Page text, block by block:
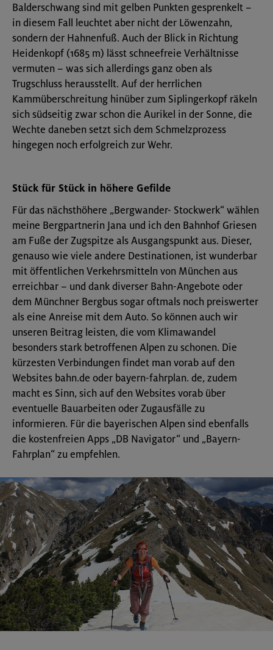
Balderschwang sind mit gelben Punkten gesprenkelt –
in diesem Fall leuchtet aber nicht der Löwenzahn,
sondern der Hahnenfuß. Auch der Blick in Richtung
Heidenkopf (1685 m) lässt schneefreie Verhältnisse
vermuten – was sich allerdings ganz oben als
Trugschluss herausstellt. Auf der herrlichen
Kammüberschreitung hinüber zum Siplingerkopf räkeln
sich südseitig zwar schon die Aurikel in der Sonne, die
Wechte daneben setzt sich dem Schmelzprozess
hingegen noch erfolgreich zur Wehr.
Stück für Stück in höhere Gefilde
Für das nächsthöhere „Bergwander- Stockwerk“ wählen
meine Bergpartnerin Jana und ich den Bahnhof Griesen
am Fuße der Zugspitze als Ausgangspunkt aus. Dieser,
genauso wie viele andere Destinationen, ist wunderbar
mit öffentlichen Verkehrsmitteln von München aus
erreichbar – und dank diverser Bahn-Angebote oder
dem Münchner Bergbus sogar oftmals noch preiswerter
als eine Anreise mit dem Auto. So können auch wir
unseren Beitrag leisten, die vom Klimawandel
besonders stark betroffenen Alpen zu schonen. Die
kürzesten Verbindungen findet man vorab auf den
Websites bahn.de oder bayern-fahrplan. de, zudem
macht es Sinn, sich auf den Websites vorab über
eventuelle Bauarbeiten oder Zugausfälle zu
informieren. Für die bayerischen Alpen sind ebenfalls
die kostenfreien Apps „DB Navigator“ und „Bayern-
Fahrplan“ zu empfehlen.